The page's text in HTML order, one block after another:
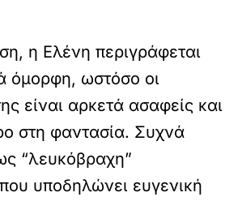
η Ελένη περιγράφεται
όμορφη, ωστόσο οι
είναι αρκετά ασαφείς και
στη φαντασία. Συχνά
“λευκόβραχη”
υποδηλώνει ευγενική